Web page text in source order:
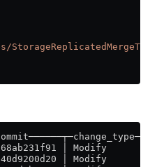
c68ab231f91 │ Modify
b40d9200d20 │ Modify